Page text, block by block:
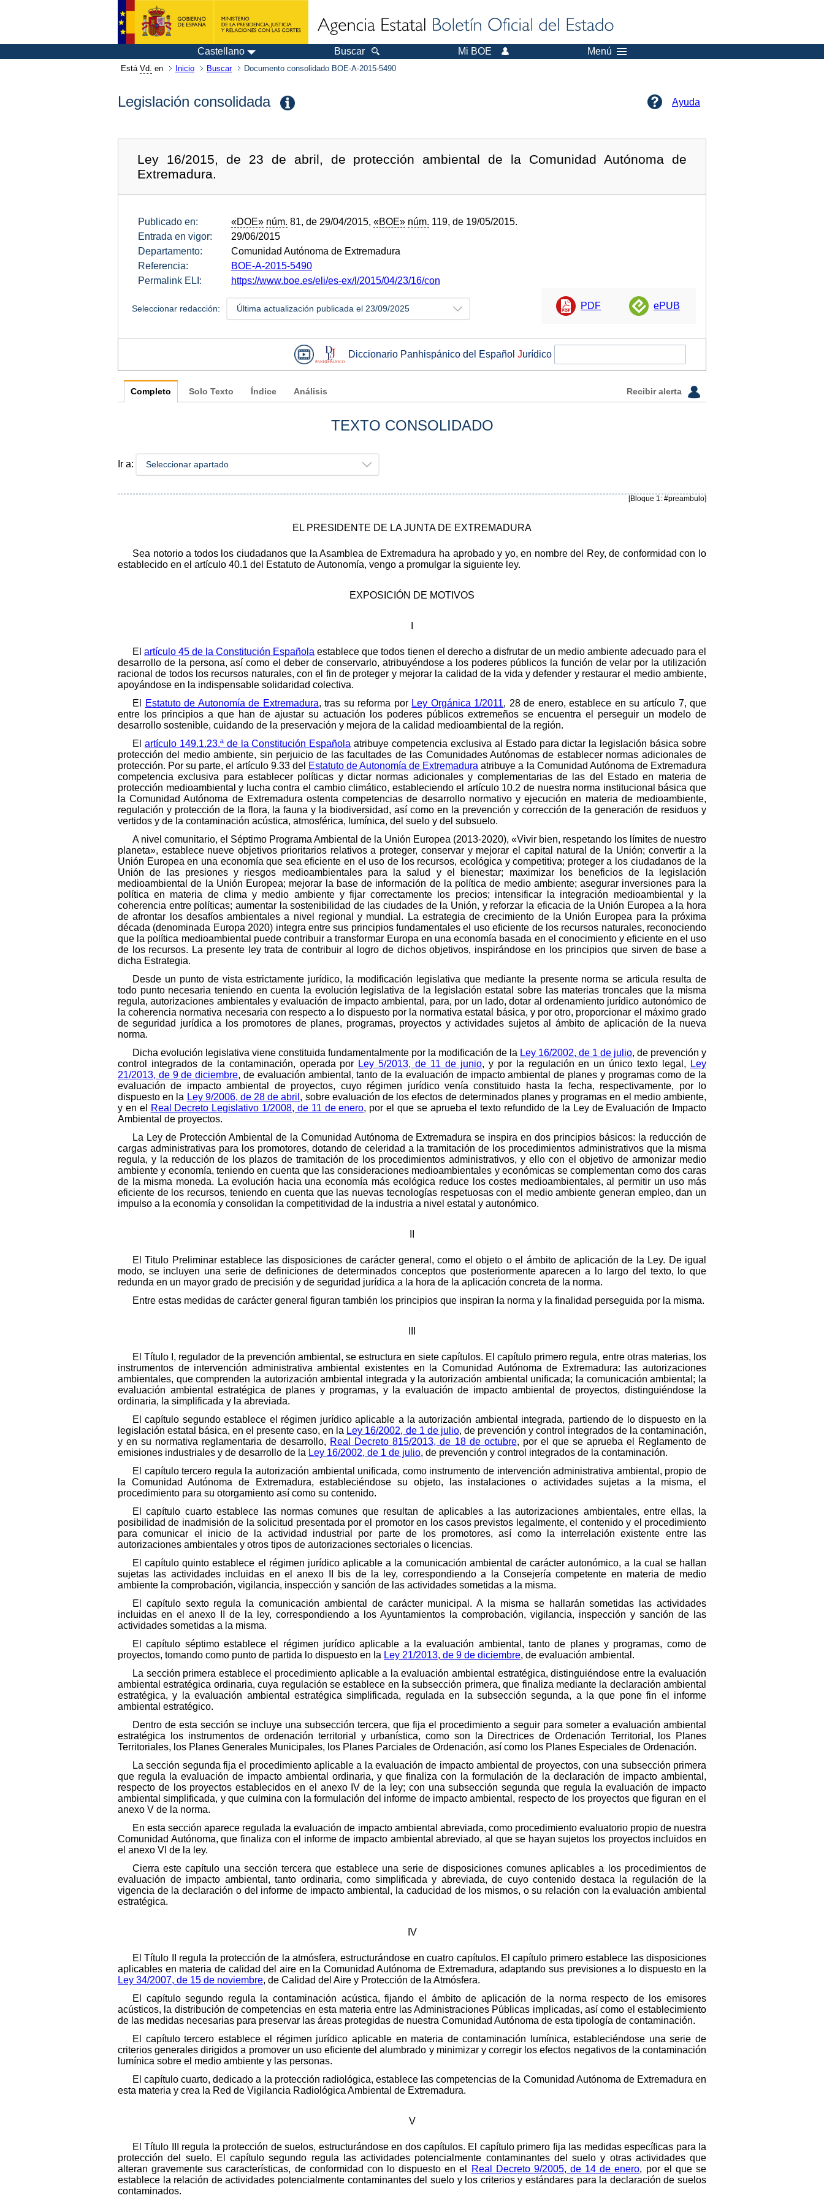
Castellano Buscar Mi BOE Menú
Está Vd. en Inicio Buscar Documento consolidado BOE-A-2015-5490
Legislación consolidada Ayuda
Ley 16/2015, de 23 de abril, de protección ambiental de la Comunidad Autónoma de
Extremadura.
Publicado en: «DOE» núm. 81, de 29/04/2015, «BOE» núm. 119, de 19/05/2015.
Entrada en vigor:
29/06/2015
Departamento:
Comunidad Autónoma de Extremadura
Referencia:
BOE-A-2015-5490
Permalink ELI:
https://www.boe.es/eli/es-ex/l/2015/04/23/16/con
Seleccionar redacción: Última actualización publicada el 23/09/2025 PDF ePUB
Diccionario Panhispánico del Español Jurídico
Completo Solo Texto Índice Análisis Recibir alerta
TEXTO CONSOLIDADO
Ir a: Seleccionar apartado
[Bloque 1: #preambulo]
EL PRESIDENTE DE LA JUNTA DE EXTREMADURA
Sea notorio a todos los ciudadanos que la Asamblea de Extremadura ha aprobado y yo, en nombre del Rey, de conformidad con lo
establecido en el artículo 40.1 del Estatuto de Autonomía, vengo a promulgar la siguiente ley.
EXPOSICIÓN DE MOTIVOS
Elartículo 45 de la Constitución Española establece que todos tienen el derecho a disfrutar de un medio ambiente adecuado para el
desarrollo de la persona, así como el deber de conservarlo, atribuyéndose a los poderes públicos la función de velar por la utilización
racional de todos los recursos naturales, con el fin de proteger y mejorar la calidad de la vida y defender y restaurar el medio ambiente,
apoyándose en la indispensable solidaridad colectiva.
El
Estatuto de Autonomía de Extremadura, tras su reforma por Ley Orgánica 1/2011, 28 de enero, establece en su artículo 7, que
entre los principios a que han de ajustar su actuación los poderes públicos extremeños se encuentra el perseguir un modelo de
desarrollo sostenible, cuidando de la preservación y mejora de la calidad medioambiental de la región.
El artículo 149.1.23.ª de la Constitución Española atribuye competencia exclusiva al Estado para dictar la legislación básica sobre
protección del medio ambiente, sin perjuicio de las facultades de las Comunidades Autónomas de establecer normas adicionales de
protección. Por su parte, el artículo 9.33 del Estatuto de Autonomía de Extremadura atribuye a la Comunidad Autónoma de Extremadura
competencia exclusiva para establecer políticas y dictar normas adicionales y complementarias de las del Estado en materia de
protección medioambiental y lucha contra el cambio climático, estableciendo el artículo 10.2 de nuestra norma institucional básica que
la Comunidad Autónoma de Extremadura ostenta competencias de desarrollo normativo y ejecución en materia de medioambiente,
regulación y protección de la flora, la fauna y la biodiversidad, así como en la prevención y corrección de la generación de residuos y
vertidos y de la contaminación acústica, atmosférica, lumínica, del suelo y del subsuelo.
A nivel comunitario, el Séptimo Programa Ambiental de la Unión Europea (2013-2020), «Vivir bien, respetando los límites de nuestro
planeta», establece nueve objetivos prioritarios relativos a proteger, conservar y mejorar el capital natural de la Unión; convertir a la
Unión Europea en una economía que sea eficiente en el uso de los recursos, ecológica y competitiva; proteger a los ciudadanos de la
Unión de las presiones y riesgos medioambientales para la salud y el bienestar; maximizar los beneficios de la legislación
medioambiental de la Unión Europea; mejorar la base de información de la política de medio ambiente; asegurar inversiones para la
política en materia de clima y medio ambiente y fijar correctamente los precios; intensificar la integración medioambiental y la
coherencia entre políticas; aumentar la sostenibilidad de las ciudades de la Unión, y reforzar la eficacia de la Unión Europea a la hora
de afrontar los desafíos ambientales a nivel regional y mundial. La estrategia de crecimiento de la Unión Europea para la próxima
década (denominada Europa 2020) integra entre sus principios fundamentales el uso eficiente de los recursos naturales, reconociendo
que la política medioambiental puede contribuir a transformar Europa en una economía basada en el conocimiento y eficiente en el uso
de los recursos. La presente ley trata de contribuir al logro de dichos objetivos, inspirándose en los principios que sirven de base a
dicha Estrategia.
Desde un punto de vista estrictamente jurídico, la modificación legislativa que mediante la presente norma se articula resulta de
todo punto necesaria teniendo en cuenta la evolución legislativa de la legislación estatal sobre las materias troncales que la misma
regula, autorizaciones ambientales y evaluación de impacto ambiental, para, por un lado, dotar al ordenamiento jurídico autonómico de
la coherencia normativa necesaria con respecto a lo dispuesto por la normativa estatal básica, y por otro, proporcionar el máximo grado
de seguridad jurídica a los promotores de planes, programas, proyectos y actividades sujetos al ámbito de aplicación de la nueva
norma.
Dicha evolución legislativa viene constituida fundamentalmente por la modificación de la Ley 16/2002, de 1 de julio, de prevención y
control integrados de la contaminación, operada por Ley 5/2013, de 11 de junio, y por la regulación en un único texto legal,
Ley
21/2013, de 9 de diciembre, de evaluación ambiental, tanto de la evaluación de impacto ambiental de planes y programas como de la
evaluación de impacto ambiental de proyectos, cuyo régimen jurídico venía constituido hasta la fecha, respectivamente, por lo
dispuesto en la Ley 9/2006, de 28 de abril , sobre evaluación de los efectos de determinados planes y programas en el medio ambiente,
y en el
Real Decreto Legislativo 1/2008, de 11 de enero, por el que se aprueba el texto refundido de la Ley de Evaluación de Impacto
Ambiental de proyectos.
La Ley de Protección Ambiental de la Comunidad Autónoma de Extremadura se inspira en dos principios básicos: la reducción de
cargas administrativas para los promotores, dotando de celeridad a la tramitación de los procedimientos administrativos que la misma
regula, y la reducción de los plazos de tramitación de los procedimientos administrativos, y ello con el objetivo de armonizar medio
ambiente y economía, teniendo en cuenta que las consideraciones medioambientales y económicas se complementan como dos caras
de la misma moneda. La evolución hacia una economía más ecológica reduce los costes medioambientales, al permitir un uso más
eficiente de los recursos, teniendo en cuenta que las nuevas tecnologías respetuosas con el medio ambiente generan empleo, dan un
impulso a la economía y consolidan la competitividad de la industria a nivel estatal y autonómico.
El Titulo Preliminar establece las disposiciones de carácter general, como el objeto o el ámbito de aplicación de la Ley. De igual
modo, se incluyen una serie de definiciones de determinados conceptos que posteriormente aparecen a lo largo del texto, lo que
redunda en un mayor grado de precisión y de seguridad jurídica a la hora de la aplicación concreta de la norma.
Entre estas medidas de carácter general figuran también los principios que inspiran la norma y la finalidad perseguida por la misma.
El Título I, regulador de la prevención ambiental, se estructura en siete capítulos. El capítulo primero regula, entre otras materias, los
instrumentos de intervención administrativa ambiental existentes en la Comunidad Autónoma de Extremadura: las autorizaciones
ambientales, que comprenden la autorización ambiental integrada y la autorización ambiental unificada; la comunicación ambiental; la
evaluación ambiental estratégica de planes y programas, y la evaluación de impacto ambiental de proyectos, distinguiéndose la
ordinaria, la simplificada y la abreviada.
El capítulo segundo establece el régimen jurídico aplicable a la autorización ambiental integrada, partiendo de lo dispuesto en la
legislación estatal básica, en el presente caso, en la Ley 16/2002, de 1 de julio, de prevención y control integrados de la contaminación,
y en su normativa reglamentaria de desarrollo, Real Decreto 815/2013, de 18 de octubre, por el que se aprueba el Reglamento de
emisiones industriales y de desarrollo de la Ley 16/2002, de 1 de julio, de prevención y control integrados de la contaminación.
El capítulo tercero regula la autorización ambiental unificada, como instrumento de intervención administrativa ambiental, propio de
la Comunidad Autónoma de Extremadura, estableciéndose su objeto, las instalaciones o actividades sujetas a la misma, el
procedimiento para su otorgamiento así como su contenido.
El capítulo cuarto establece las normas comunes que resultan de aplicables a las autorizaciones ambientales, entre ellas, la
posibilidad de inadmisión de la solicitud presentada por el promotor en los casos previstos legalmente, el contenido y el procedimiento
para comunicar el inicio de la actividad industrial por parte de los promotores, así como la interrelación existente entre las
autorizaciones ambientales y otros tipos de autorizaciones sectoriales o licencias.
El capítulo quinto establece el régimen jurídico aplicable a la comunicación ambiental de carácter autonómico, a la cual se hallan
sujetas las actividades incluidas en el anexo II bis de la ley, correspondiendo a la Consejería competente en materia de medio
ambiente la comprobación, vigilancia, inspección y sanción de las actividades sometidas a la misma.
El capítulo sexto regula la comunicación ambiental de carácter municipal. A la misma se hallarán sometidas las actividades
incluidas en el anexo II de la ley, correspondiendo a los Ayuntamientos la comprobación, vigilancia, inspección y sanción de las
actividades sometidas a la misma.
El capítulo séptimo establece el régimen jurídico aplicable a la evaluación ambiental, tanto de planes y programas, como de
proyectos, tomando como punto de partida lo dispuesto en la Ley 21/2013, de 9 de diciembre, de evaluación ambiental.
La sección primera establece el procedimiento aplicable a la evaluación ambiental estratégica, distinguiéndose entre la evaluación
ambiental estratégica ordinaria, cuya regulación se establece en la subsección primera, que finaliza mediante la declaración ambiental
estratégica, y la evaluación ambiental estratégica simplificada, regulada en la subsección segunda, a la que pone fin el informe
ambiental estratégico.
Dentro de esta sección se incluye una subsección tercera, que fija el procedimiento a seguir para someter a evaluación ambiental
estratégica los instrumentos de ordenación territorial y urbanística, como son la Directrices de Ordenación Territorial, los Planes
Territoriales, los Planes Generales Municipales, los Planes Parciales de Ordenación, así como los Planes Especiales de Ordenación.
La sección segunda fija el procedimiento aplicable a la evaluación de impacto ambiental de proyectos, con una subsección primera
que regula la evaluación de impacto ambiental ordinaria, y que finaliza con la formulación de la declaración de impacto ambiental,
respecto de los proyectos establecidos en el anexo IV de la ley; con una subsección segunda que regula la evaluación de impacto
ambiental simplificada, y que culmina con la formulación del informe de impacto ambiental, respecto de los proyectos que figuran en el
anexo V de la norma.
En esta sección aparece regulada la evaluación de impacto ambiental abreviada, como procedimiento evaluatorio propio de nuestra
Comunidad Autónoma, que finaliza con el informe de impacto ambiental abreviado, al que se hayan sujetos los proyectos incluidos en
el anexo VI de la ley.
Cierra este capítulo una sección tercera que establece una serie de disposiciones comunes aplicables a los procedimientos de
evaluación de impacto ambiental, tanto ordinaria, como simplificada y abreviada, de cuyo contenido destaca la regulación de la
vigencia de la declaración o del informe de impacto ambiental, la caducidad de los mismos, o su relación con la evaluación ambiental
estratégica.
IV
El Título II regula la protección de la atmósfera, estructurándose en cuatro capítulos. El capítulo primero establece las disposiciones
aplicables en materia de calidad del aire en la Comunidad Autónoma de Extremadura, adaptando sus previsiones a lo dispuesto en la
Ley 34/2007, de 15 de noviembre, de Calidad del Aire y Protección de la Atmósfera.
El capítulo segundo regula la contaminación acústica, fijando el ámbito de aplicación de la norma respecto de los emisores
acústicos, la distribución de competencias en esta materia entre las Administraciones Públicas implicadas, así como el establecimiento
de las medidas necesarias para preservar las áreas protegidas de nuestra Comunidad Autónoma de esta tipología de contaminación.
El capítulo tercero establece el régimen jurídico aplicable en materia de contaminación lumínica, estableciéndose una serie de
criterios generales dirigidos a promover un uso eficiente del alumbrado y minimizar y corregir los efectos negativos de la contaminación
lumínica sobre el medio ambiente y las personas.
El capítulo cuarto, dedicado a la protección radiológica, establece las competencias de la Comunidad Autónoma de Extremadura en
esta materia y crea la Red de Vigilancia Radiológica Ambiental de Extremadura.
V
El Título III regula la protección de suelos, estructurándose en dos capítulos. El capítulo primero fija las medidas específicas para la
protección del suelo. El capítulo segundo regula las actividades potencialmente contaminantes del suelo y otras actividades que
alteran gravemente sus características, de conformidad con lo dispuesto en el
Real Decreto 9/2005, de 14 de enero, por el que se
establece la relación de actividades potencialmente contaminantes del suelo y los criterios y estándares para la declaración de suelos
contaminados.